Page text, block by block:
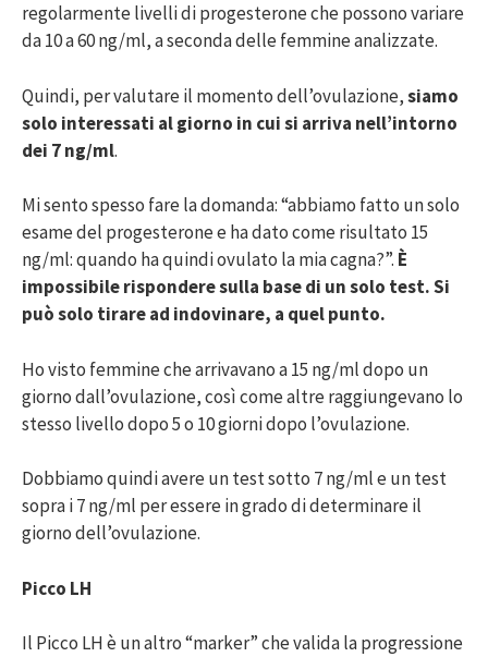
regolarmente livelli di progesterone che possono variare
da 10 a 60 ng/ml, a seconda delle femmine analizzate.
Quindi, per valutare il momento dell’ovulazione,siamo
solo interessati al giorno in cui si arriva nell’intorno
dei 7 ng/ml.
Mi sento spesso fare la domanda: “abbiamo fatto un solo
esame del progesterone e ha dato come risultato 15
ng/ml: quando ha quindi ovulato la mia cagna?”. È
impossibile rispondere sulla base di un solo test. Si
può solo tirare ad indovinare, a quel punto.
Ho visto femmine che arrivavano a 15 ng/ml dopo un
giorno dall’ovulazione, così come altre raggiungevano lo
stesso livello dopo 5 o 10 giorni dopo l’ovulazione.
Dobbiamo quindi avere un test sotto 7 ng/ml e un test
sopra i 7 ng/ml per essere in grado di determinare il
giorno dell’ovulazione.
Picco LH
Il Picco LH è un altro “marker” che valida la progressione